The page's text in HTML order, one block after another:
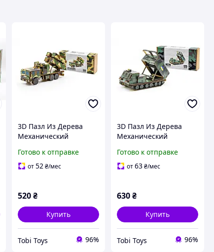
3D Пазл Из Дерева
Механический
деталей
Готово к отправке
от52 ₴/мес
520 ₴
Купить
Tobi Toys 96%
3D Пазл Из Дерева
Механический
деталей
Готово к отправке
от63₴/мес
630₴
Купить
Tobi Toys 96%